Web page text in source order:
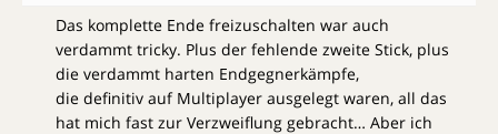
Das komplette Ende freizuschalten war auch
verdammt tricky. Plus der fehlende zweite Stick, plus
die verdammt harten Endgegnerkämpfe,
die definitiv auf Multiplayer ausgelegt waren, all das
hat mich fast zur Verzweiflung gebracht… Aber ich